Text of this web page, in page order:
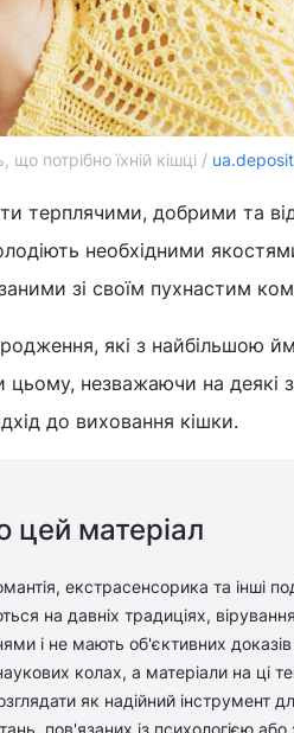
що потрібно їхній кішці /
терплячими, добрими та
необхідними
зі своїм пухнастим
які з найбільшою
незважаючи на деякі
до виховання кішки.
цей матеріал
екстрасенсорика та інші
на давніх традиціях,
і не мають об'єктивних доказів
колах, а матеріали на ці
як надійний інструмент
пов'язаних із психологією